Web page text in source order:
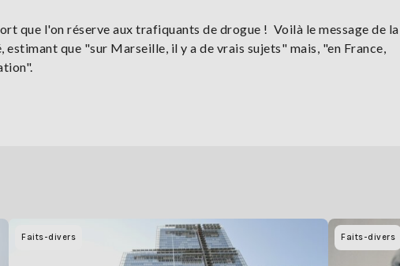
que l'on réserve aux trafiquants de drogue ! Voilà le message de la
que "sur Marseille, il y a de vrais sujets" mais, "en France,
Faits-divers Faits-divers